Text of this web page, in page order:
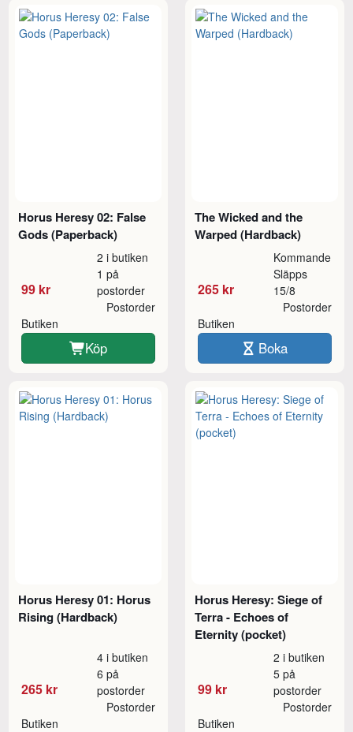
Horus Heresy 02: False
Gods (Paperback)
99 kr
2 i butiken
1 på
postorder
Butiken
Postorder
Köp
The Wicked and the
Warped (Hardback)
265 kr
Kommande
Släpps
15/8
Butiken
Postorder
Boka
Horus Heresy 01: Horus
Rising (Hardback)
265 kr
4 i butiken
6 på
postorder
Butiken
Postorder
Horus Heresy: Siege of
Terra - Echoes of
Eternity (pocket)
99 kr
2 i butiken
5 på
postorder
Butiken
Postorder